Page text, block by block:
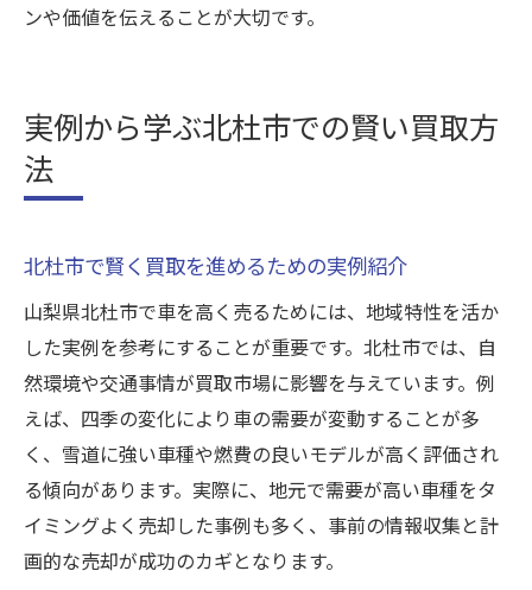
ンや価値を伝えることが大切です。
実例から学ぶ北杜市での賢い買取方
法
北杜市で賢く買取を進めるための実例紹介
山梨県北杜市で車を高く売るためには、地域特性を活か
した実例を参考にすることが重要です。北杜市では、自
然環境や交通事情が買取市場に影響を与えています。例
えば、四季の変化により車の需要が変動することが多
く、雪道に強い車種や燃費の良いモデルが高く評価され
る傾向があります。実際に、地元で需要が高い車種をタ
イミングよく売却した事例も多く、事前の情報収集と計
画的な売却が成功のカギとなります。